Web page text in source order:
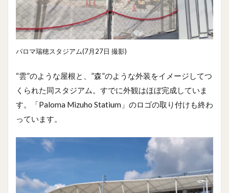
パロマ瑞穂スタジアム(7月27日 撮影)
“雲”のような屋根と、”森”のような外装をイメージしてつ
くられた同スタジアム。すでに外観はほぼ完成していま
す。「Paloma Mizuho Statium」のロゴの取り付けも終わ
っています。